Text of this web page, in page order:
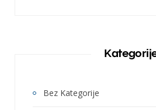
Bez Kategorije